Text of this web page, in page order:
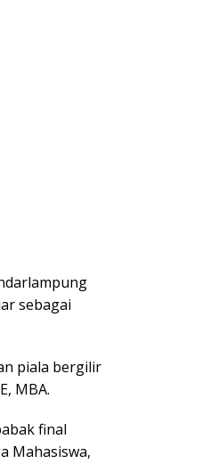
sebagai
piala bergilir
MBA.
final
Mahasiswa,